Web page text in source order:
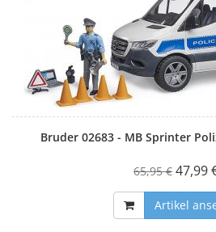
Bruder 02683 - MB Sprinter
65,95 € 47,99
Artikel